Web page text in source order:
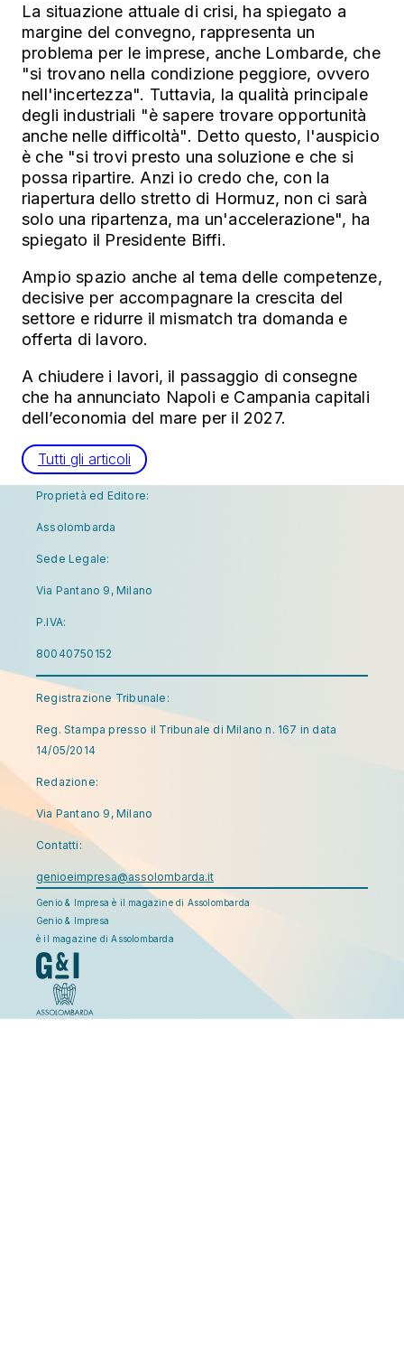
La situazione attuale di crisi, ha spiegato a
margine del convegno, rappresenta un
problema per le imprese, anche Lombarde, che
"si trovano nella condizione peggiore, ovvero
nell'incertezza". Tuttavia, la qualità principale
degli industriali "è sapere trovare opportunità
anche nelle difficoltà". Detto questo, l'auspicio
è che "si trovi presto una soluzione e che si
possa ripartire. Anzi io credo che, con la
riapertura dello stretto di Hormuz, non ci sarà
solo una ripartenza, ma un'accelerazione", ha
spiegato il Presidente Biffi.
Ampio spazio anche al tema delle competenze,
decisive per accompagnare la crescita del
settore e ridurre il mismatch tra domanda e
offerta di lavoro.
A chiudere i lavori, il passaggio di consegne
che ha annunciato Napoli e Campania capitali
dell’economia del mare per il 2027.
Tutti gli articoli
Proprietà ed Editore:
Assolombarda
Sede Legale:
Via Pantano 9, Milano
P.IVA:
80040750152
Registrazione Tribunale:
Reg. Stampa presso il Tribunale di Milano n. 167 in data
14/05/2014
Redazione:
Via Pantano 9, Milano
Contatti:
genioeimpresa@assolombarda.it
Genio & Impresa è il magazine di Assolombarda
Genio & Impresa
è il magazine di Assolombarda